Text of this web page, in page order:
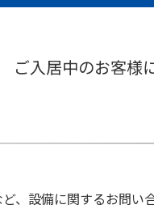
ご入居中のお客様
、設備に関するお問い